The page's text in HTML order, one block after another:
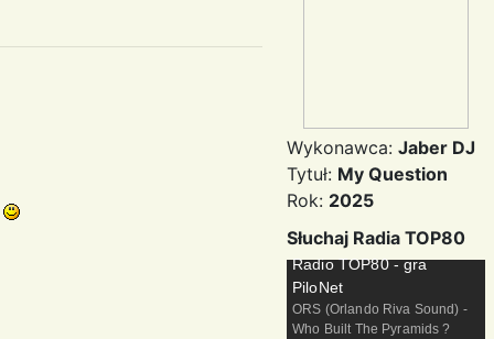
Wykonawca: Jaber DJ
Tytuł: My Question
Rok: 2025
Słuchaj Radia TOP80
Radio TOP80 - gra
PiloNet
ORS (Orlando Riva Sound) -
Who Built The Pyramids ?